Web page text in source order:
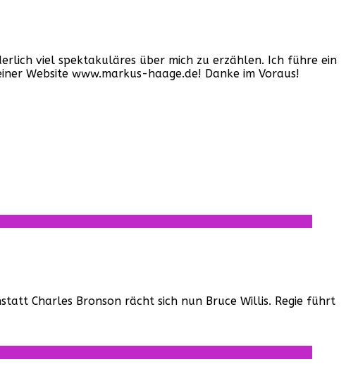
viel spektakuläres über mich zu erzählen. Ich führe ein
Website www.markus-haage.de! Danke im Voraus!
Charles Bronson rächt sich nun Bruce Willis. Regie führt